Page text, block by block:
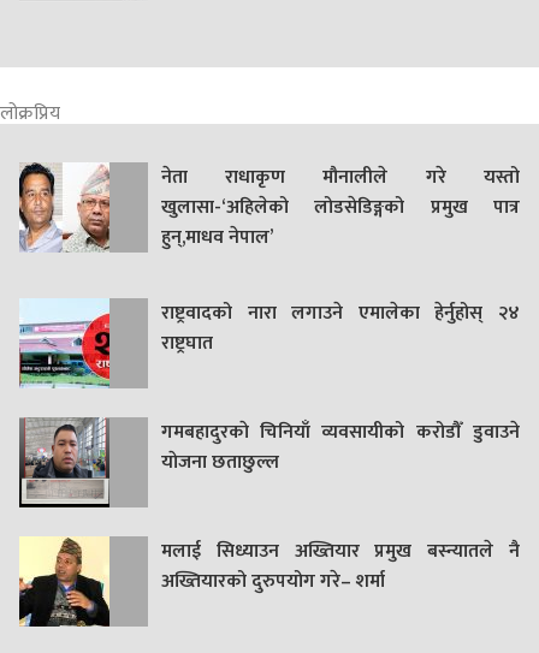
लोक्रप्रिय
नेता राधाकृण मौनालीले गरे यस्तो
खुलासा-‘अहिलेको लोडसेडिङ्गको प्रमुख पात्र
हुन्,माधव नेपाल’
राष्ट्रवादको नारा लगाउने एमालेका हेर्नुहोस् २४
राष्ट्रघात
गमबहादुरकाे चिनियाँ व्यवसायीको करोडौँ डुवाउने
याेजना छताछुल्ल
मलाई सिध्याउन अख्तियार प्रमुख बस्न्यातले नै
अख्तियारको दुरुपयोग गरे– शर्मा